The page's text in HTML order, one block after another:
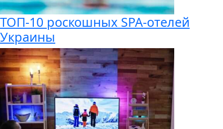
ТОП-10 роскошных SPA-отелей
Украины